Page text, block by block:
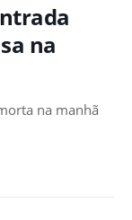
na
na manhã